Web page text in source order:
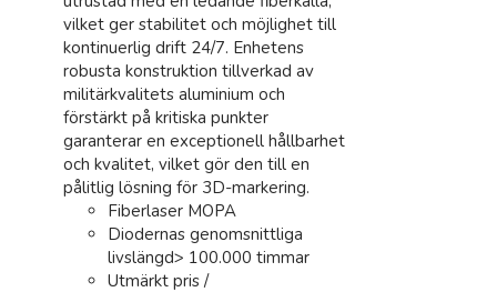
vilket ger stabilitet och möjlighet till
kontinuerlig drift 24/7. Enhetens
robusta konstruktion tillverkad av
militärkvalitets aluminium och
förstärkt på kritiska punkter
garanterar en exceptionell hållbarhet
och kvalitet, vilket gör den till en
pålitlig lösning för 3D-markering.
Fiberlaser MOPA
Diodernas genomsnittliga
livslängd> 100.000 timmar
Utmärkt pris /